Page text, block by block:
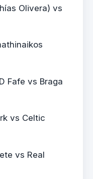
Olivera) vs
Fafe vs Braga
vs Celtic
vs Real